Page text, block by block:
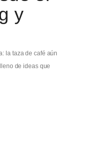
y
la taza de café aún
de ideas que